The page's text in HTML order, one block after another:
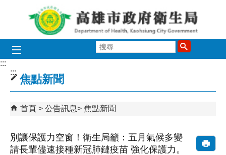
跳到主要內容區塊
尋
:::
:::
焦點新聞
首頁 公告訊息 焦點新聞
別讓保護力空窗！衛生局籲：五月氣候多變
請長輩儘速接種新冠肺鏈疫苗 強化保護力。